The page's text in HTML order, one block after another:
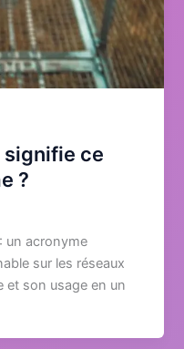
signifie ce
?
un acronyme
sur les réseaux
et son usage en un